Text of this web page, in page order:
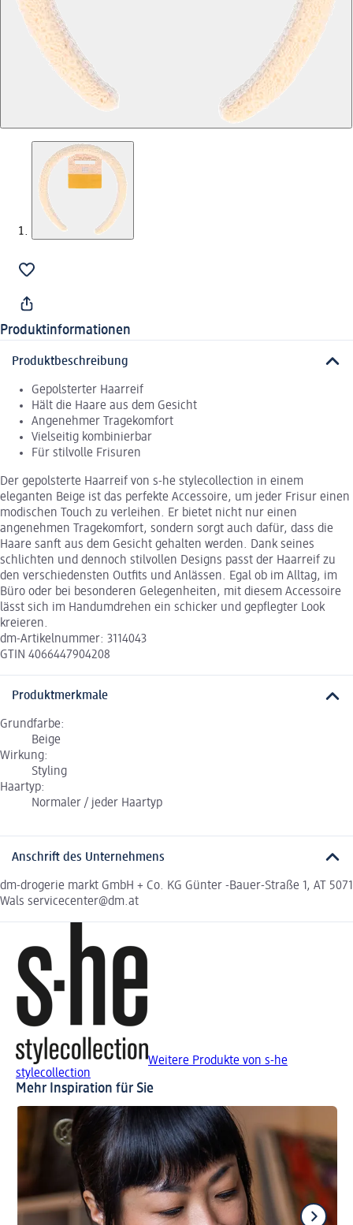
Produktinformationen
Produktbeschreibung
Gepolsterter Haarreif
Hält die Haare aus dem Gesicht
Angenehmer Tragekomfort
Vielseitig kombinierbar
Für stilvolle Frisuren
Der gepolsterte Haarreif von s-he stylecollection in einem
eleganten Beige ist das perfekte Accessoire, um jeder Frisur einen
modischen Touch zu verleihen. Er bietet nicht nur einen
angenehmen Tragekomfort, sondern sorgt auch dafür, dass die
Haare sanft aus dem Gesicht gehalten werden. Dank seines
schlichten und dennoch stilvollen Designs passt der Haarreif zu
den verschiedensten Outfits und Anlässen. Egal ob im Alltag, im
Büro oder bei besonderen Gelegenheiten, mit diesem Accessoire
lässt sich im Handumdrehen ein schicker und gepflegter Look
kreieren.
dm-Artikelnummer: 3114043
GTIN 4066447904208
Produktmerkmale
Grundfarbe:
Beige
Wirkung:
Styling
Haartyp:
Normaler / jeder Haartyp
Anschrift des Unternehmens
dm-drogerie markt GmbH + Co. KG Günter -Bauer-Straße 1, AT 5071
Wals servicecenter@dm.at
Weitere Produkte von s-he
stylecollection
Mehr Inspiration für Sie